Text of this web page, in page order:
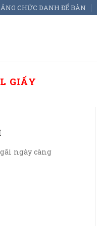
CHỨC DANH ĐỂ BÀN
GIẤY
ngày càng